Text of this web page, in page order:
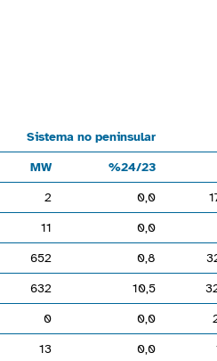
23MW%24/23MW%24/
to 200000.
Sistema no peninsular
MW %24/23
2 0,0
11 0,0
652 0,8
632 10,5
0 0,0
13 0,0